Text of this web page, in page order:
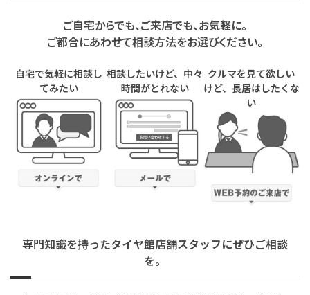
ご自宅からでも、ご来店でも、お気軽に。
ご都合にあわせて相談方法をお選びください。
自宅で気軽に相談し
てみたい
相談したいけど、中々
時間がとれない
クルマを見て欲しい
けど、長居はしたくな
い
専門知識を持ったタイヤ館店舗スタッフにぜひご相談
を。